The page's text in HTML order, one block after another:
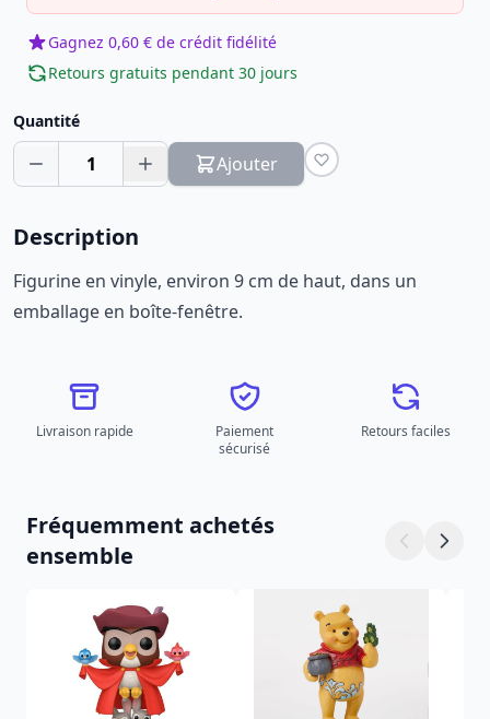
Gagnez 0,60 € de crédit fidélité
Retours gratuits pendant 30 jours
Quantité
1 Ajouter
Description
Figurine en vinyle, environ 9 cm de haut, dans un
emballage en boîte-fenêtre.
Livraison rapide
Paiement
sécurisé
Retours faciles
Fréquemment achetés
ensemble